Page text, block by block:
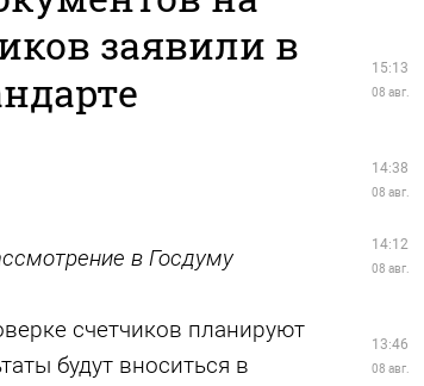
заявили в
в Госдуму
счетчиков планируют
будут вноситься в
15:13
08 авг.
14:38
08 авг.
14:12
08 авг.
13:46
08 авг.